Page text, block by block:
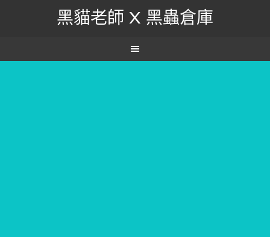
黑貓老師 X 黑蟲倉庫